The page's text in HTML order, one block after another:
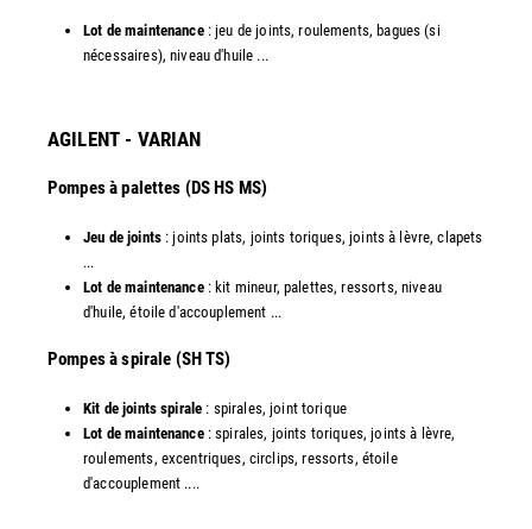
Lot de maintenance: jeu de joints, roulements, bagues (si
nécessaires), niveau d'huile ...​
AGILENT - VARIAN
Pompes à palettes (DS HS MS)
Jeu de joints : joints plats, joints toriques, joints à lèvre, clapets
...
Lot de maintenance: kit mineur, palettes, ressorts, niveau
d'huile, étoile d'accouplement ...​
​Pompes à spirale (SH TS)
Kit de joints spirale : spirales, joint torique
Lot de maintenance: spirales, joints toriques, joints à lèvre,
roulements, excentriques, circlips, ressorts, étoile
d'accouplement ....​